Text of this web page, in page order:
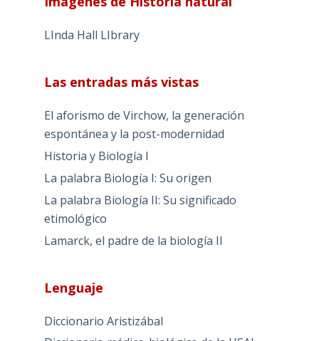
LInda Hall LIbrary
Las entradas más vistas
El aforismo de Virchow, la generación
espontánea y la post-modernidad
Historia y Biología I
La palabra Biología I: Su origen
La palabra Biología II: Su significado
etimológico
Lamarck, el padre de la biología II
Lenguaje
Diccionario Aristizábal